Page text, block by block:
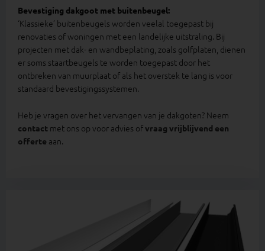
Bevestiging dakgoot met buitenbeugel:
‘Klassieke’ buitenbeugels worden veelal toegepast bij
renovaties of woningen met een landelijke uitstraling. Bij
projecten met dak- en wandbeplating, zoals golfplaten, dienen
er soms staartbeugels te worden toegepast door het
ontbreken van muurplaat of als het overstek te lang is voor
standaard bevestigingssystemen.
Heb je vragen over het vervangen van je dakgoten? Neem
contact met ons op voor advies ofvraag vrijblijvend een
offerte aan.